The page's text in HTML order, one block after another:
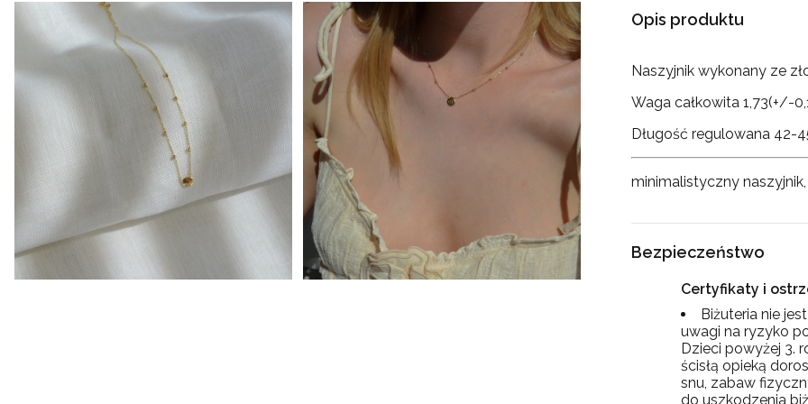
Opis produktu
Naszyjnik wykonany ze
Waga całkowita 1,73(+/-
Długość regulowana 42-
minimalistyczny
Bezpieczeństwo
Certyfikaty i
Biżuteria nie
uwagi na ryzyko
Dzieci powyżej 3.
ścisłą opieką
snu, zabaw
do uszkodzenia